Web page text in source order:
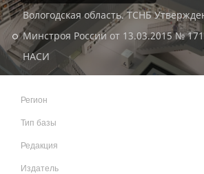
Вологодская область. ТСНБ
Минстроя России от 13.03.2015 №
НАСИ
Регион
Тип базы
Редакция
Издатель